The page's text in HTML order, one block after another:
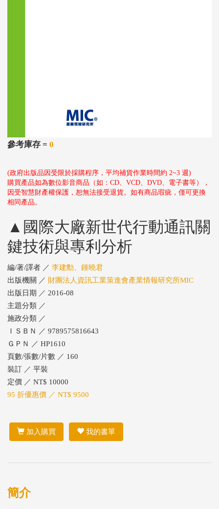
參考庫存 = 0
(政府出版品因受限於採購程序，平均補貨作業時間約 2~3 週)
購買產品如為數位影音商品（如：CD、VCD、DVD、電子書等），
因受智慧財產權保護，恕無法接受退貨。如有商品瑕疵，僅可更換
相同產品。
▲國際大廠新世代行動通訊關
鍵技術與專利分析
編/著/譯者 ／ 李建勳、鍾曉君
出版機關 ／ 財團法人資訊工業策進會產業情報研究所MIC
出版日期 ／ 2016-08
主題分類 ／
施政分類 ／
ＩＳＢＮ ／ 9789575816643
ＧＰＮ ／ HP1610
頁數/張數/片數 ／ 160
裝訂 ／ 平裝
定價 ／ NT$ 10000
95 折優惠價 ／ NT$ 9500
加入購買 我的書單
簡介